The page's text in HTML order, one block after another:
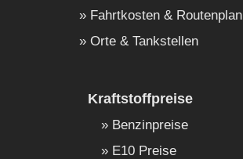
Fahrtkosten & Routenplan
Orte & Tankstellen
Kraftstoffpreise
Benzinpreise
E10 Preise